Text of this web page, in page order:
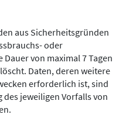
aus Sicherheitsgründen
oder
von maximal 7 Tagen
Daten, deren weitere
erforderlich ist, sind
jeweiligen Vorfalls von